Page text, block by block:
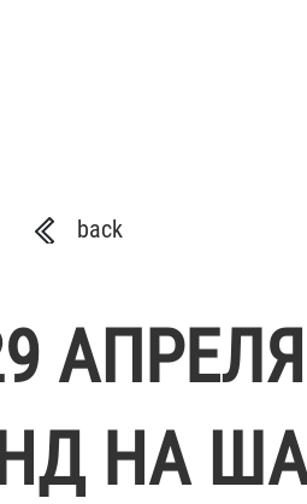
back
НА